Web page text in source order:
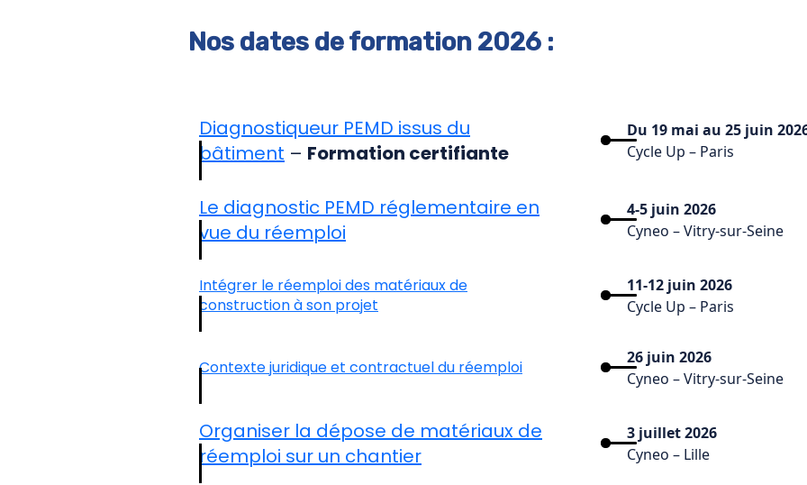
Nos dates de formation 2026 :
Du 19 mai au 25 juin
Cycle Up – Paris
Diagnostiqueur PEMD issus du
bâtiment – Formation certifiante
4-5 juin 2026
Cyneo – Vitry-sur-Seine
Le diagnostic PEMD réglementaire en
vue du réemploi
11-12 juin 2026
Cycle Up – Paris
Intégrer le réemploi des matériaux de
construction à son projet
26 juin 2026
Cyneo – Vitry-sur-Seine
Contexte juridique et contractuel du réemploi
3 juillet 2026
Cyneo – Lille
Organiser la dépose de matériaux de
réemploi sur un chantier